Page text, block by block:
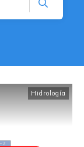
Hidrología